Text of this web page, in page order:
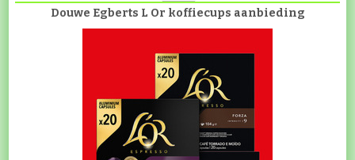
Douwe Egberts L Or koffiecups aanbieding